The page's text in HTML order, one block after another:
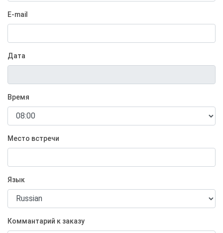
E-mail
Дата
Время
Место встречи
Язык
Коммантарий к заказу